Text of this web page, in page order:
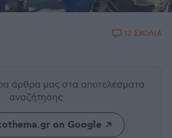
13 ΣΧΟΛΙΑ
άρθρα μας στα αποτελέσματα
αναζήτησης
on Google